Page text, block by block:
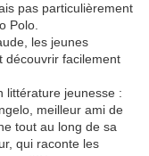
pas particulièrement
Polo.
les jeunes
découvrir facilement
littérature jeunesse :
meilleur ami de
tout au long de sa
qui raconte les